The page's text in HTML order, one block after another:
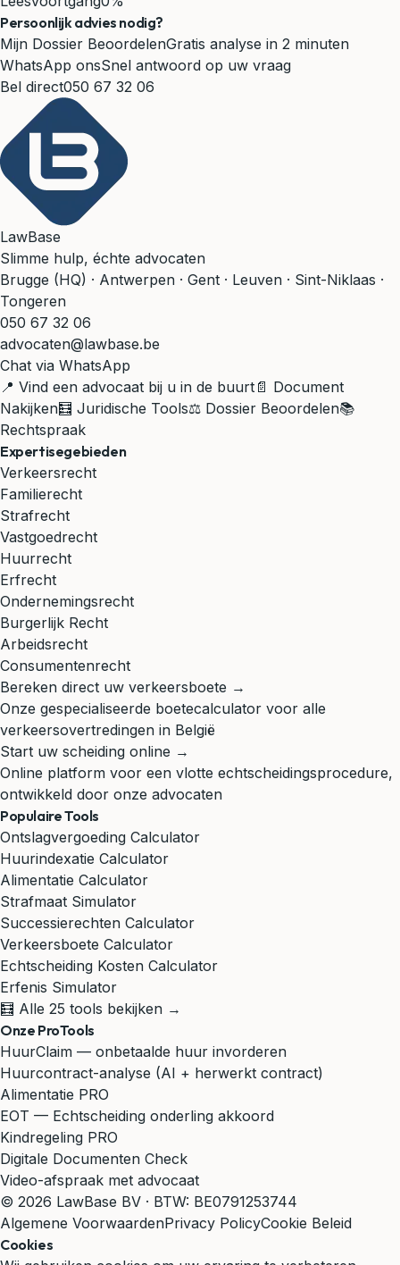
Persoonlijk advies nodig?
Mijn Dossier BeoordelenGratis analyse in 2 minuten
WhatsApp onsSnel antwoord op uw vraag
Bel direct050 67 32 06
LawBase
Slimme hulp, échte advocaten
Brugge (HQ) · Antwerpen · Gent · Leuven · Sint-Niklaas ·
Tongeren
050 67 32 06
advocaten@lawbase.be
Chat via WhatsApp
📍 Vind een advocaat bij u in de buurt 📄 Document
Nakijken🧮 Juridische Tools⚖️ Dossier Beoordelen📚
Rechtspraak
Expertisegebieden
Verkeersrecht
Familierecht
Strafrecht
Vastgoedrecht
Huurrecht
Erfrecht
Ondernemingsrecht
Burgerlijk Recht
Arbeidsrecht
Consumentenrecht
Bereken direct uw verkeersboete →
Onze gespecialiseerde boetecalculator voor alle
verkeersovertredingen in België
Start uw scheiding online →
Online platform voor een vlotte echtscheidingsprocedure,
ontwikkeld door onze advocaten
Populaire Tools
Ontslagvergoeding Calculator
Huurindexatie Calculator
Alimentatie Calculator
Strafmaat Simulator
Successierechten Calculator
Verkeersboete Calculator
Echtscheiding Kosten Calculator
Erfenis Simulator
🧮 Alle 25 tools bekijken →
Onze ProTools
HuurClaim — onbetaalde huur invorderen
Huurcontract-analyse (AI + herwerkt contract)
Alimentatie PRO
EOT — Echtscheiding onderling akkoord
Kindregeling PRO
Digitale Documenten Check
Video-afspraak met advocaat
© 2026 LawBase BV · BTW: BE0791253744
Algemene VoorwaardenPrivacy PolicyCookie Beleid
Cookies